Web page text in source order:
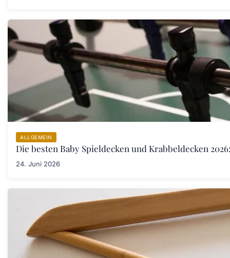
ALLGEMEIN
Die besten Baby Spieldecken und Krabbeldecken
24. Juni 2026